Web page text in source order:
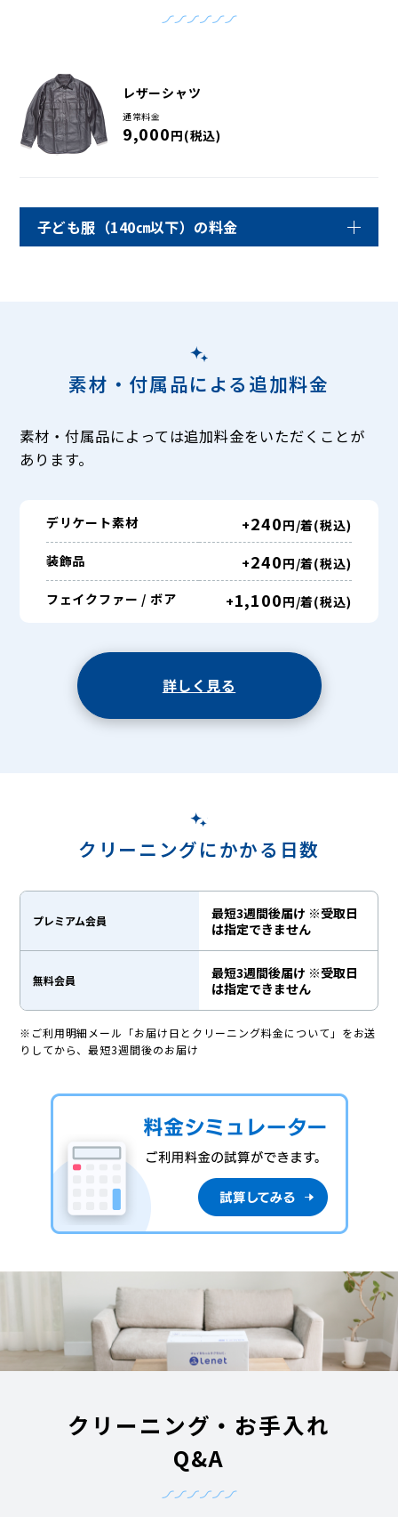
レザーシャツ
通常料金
9,000円(税込)
子ども服（140㎝以下）の料金
素材・付属品による追加料金
素材・付属品によっては追加料金をいただくことが
あります。
デリケート素材 +240円/着(税込)
装飾品
+240円/着(税込)
フェイクファー / ボア
+1,100円/着(税込)
詳しく見る
クリーニングにかかる日数
プレミアム会員
最短3週間後届け ※受取日
は指定できません
無料会員
最短3週間後届け ※受取日
は指定できません
※ご利用明細メール「お届け日とクリーニング料金について」をお送
りしてから、最短3週間後のお届け
クリーニング・お手入れ
Q&A